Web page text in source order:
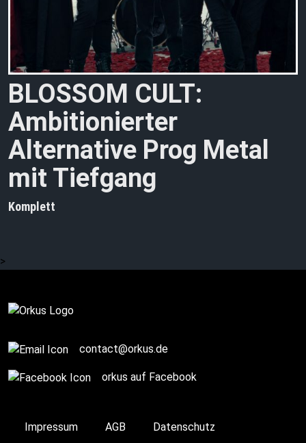
BLOSSOM CULT:
Ambitionierter
Alternative Prog Metal
mit Tiefgang
Komplett
>
contact@orkus.de
orkus auf Facebook
Impressum AGB Datenschutz